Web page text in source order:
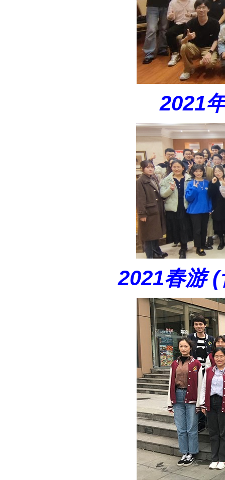
2021
2021春游